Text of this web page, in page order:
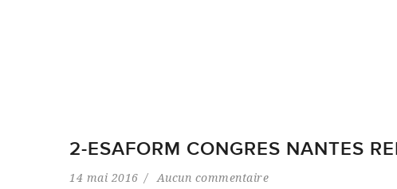
2-ESAFORM CONGRES NANTES
14 mai 2016 Aucun commentaire